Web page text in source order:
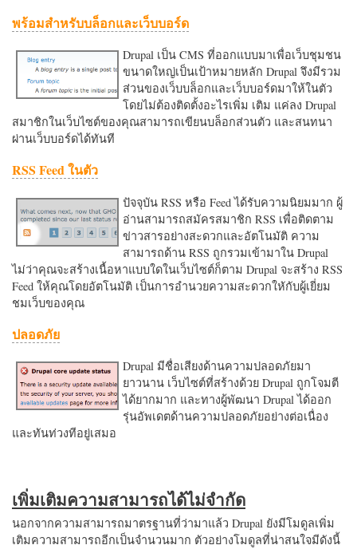
พร้อมสำหรับบล็อกและเว็บบอร์ด
Drupal เป็น CMS ที่ออกแบบมาเพื่อเว็บชุมชน
ขนาดใหญ่เป็นเป้าหมายหลัก Drupal จึงมีรวม
ส่วนของเว็บบล็อกและเว็บบอร์ดมาให้ในตัว
โดยไม่ต้องติดตั้งอะไรเพิ่ม เติม แค่ลง Drupal
สมาชิกในเว็บไซต์ของคุณสามารถเขียนบล็อกส่วนตัว และสนทนา
ผ่านเว็บบอร์ดได้ทันที
RSS Feed ในตัว
ปัจจุบัน RSS หรือ Feed ได้รับความนิยมมาก ผู้
อ่านสามารถสมัครสมาชิก RSS เพื่อติดตาม
ข่าวสารอย่างสะดวกและอัตโนมัติ ความ
สามารถด้าน RSS ถูกรวมเข้ามาใน Drupal
ไม่ว่าคุณจะสร้างเนื้อหาแบบใดในเว็บไซต์ก็ตาม Drupal จะสร้าง RSS
Feed ให้คุณโดยอัตโนมัติ เป็นการอำนวยความสะดวกใหักับผู้เยี่ยม
ชมเว็บของคุณ
ปลอดภัย
Drupal มีชื่อเสียงด้านความปลอดภัยมา
ยาวนาน เว็บไซต์ที่สร้างด้วย Drupal ถูกโจมตี
ได้ยากมาก และทางผู้พัฒนา Drupal ได้ออก
รุ่นอัพเดตด้านความปลอดภัยอย่างต่อเนื่อง
และทันท่วงทีอยู่เสมอ
เพิ่มเติมความสามารถได้ไม่จำกัด
นอกจากความสามารถมาตรฐานที่ว่ามาแล้ว Drupal ยังมีโมดูลเพิ่ม
เติมความสามารถอีกเป็นจำนวนมาก ตัวอย่างโมดูลที่น่าสนใจมีดังนี้